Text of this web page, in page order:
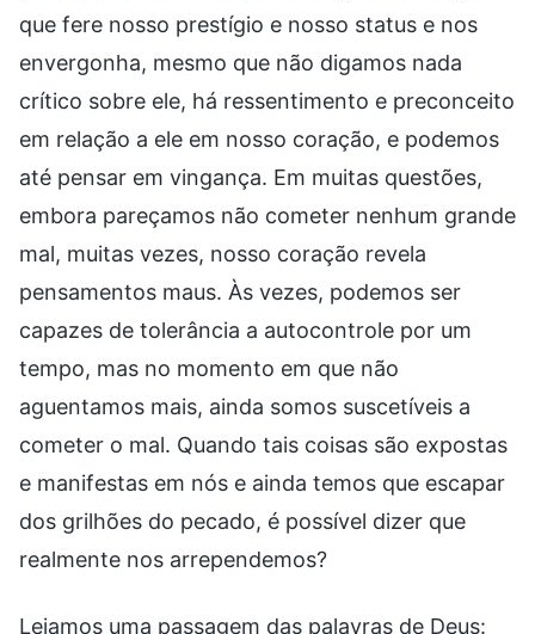
que fere nosso prestígio e nosso status e nos
envergonha, mesmo que não digamos nada
crítico sobre ele, há ressentimento e preconceito
em relação a ele em nosso coração, e podemos
até pensar em vingança. Em muitas questões,
embora pareçamos não cometer nenhum grande
mal, muitas vezes, nosso coração revela
pensamentos maus. Às vezes, podemos ser
capazes de tolerância a autocontrole por um
tempo, mas no momento em que não
aguentamos mais, ainda somos suscetíveis a
cometer o mal. Quando tais coisas são expostas
e manifestas em nós e ainda temos que escapar
dos grilhões do pecado, é possível dizer que
realmente nos arrependemos?
Leiamos uma passagem das palavras de Deus: